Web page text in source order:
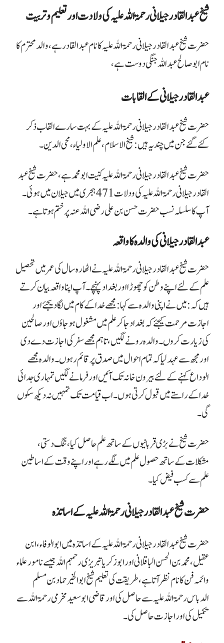
شیخ عبد القادر جیلانی رحمۃ اللہ علیہ کی ولادت اور تعلیم و تربیت
حضرت شیخ عبد القادر جیلانی رحمۃ اللہ علیہ کا نام عبد القادر ہے ، والد محترم کا
نام ابو صالح عبد اللہ جنگی دوست ہے ،
عبدالقادر جیلانی کے القابات
حضرت شیخ عبد القادر جیلانی رحمۃ اللہ علیہ کے بہت سارے القاب ذکر
کئے گئے جن میں چند یہ ہیں:شیخ الاسلام، علم الاولیاء، محی الدین۔
حضرت شیخ عبد القادر جیلانی رحمۃ اللہ علیہ کنیت ابو محمد ہے، حضرت شیخ عبد
القادر جیلانی رحمۃ اللہ علیہ کی ودلات 471 ہجری میں جیلان میں ہوئی ۔
آپ کا سلسلہ نسب حضرت حسن بن علی رضی اللہ عنہ پر ختم ہوتا ہے۔
عبدالقادر جیلانی کی والدہ کا واقعہ
حضرت شیخ عبد القادر جیلانی رحمۃ اللہ علیہ نے اٹھارہ سال کی عمر میں تحصیل
علم کے لئے اپنے وطن کو چھوڑا اور بغداد پہنچے۔ آپ اپنا واقعہ بیان کرتے
ہیں کہ: میں نے اپنی والدہ سے کہا: مجھے خدا کے کام میں لگادیجئے اور
اجازت مرحمت کیجئے کہ بغداد جا کر علم میں مشغول ہو جاؤں اور صالحین
کی زیارت کروں۔ والدہ رونے لگیں، تاہم مجھے سفر کی اجازت دے دی
اور مجھ سے عہد لیا کہ تمام احوال میں صدق پر قائم رہوں ۔ والدہ مجھے
الوداع کہنے کے لئے بیرون خانہ تک آئیں اور فرمانےلگیں تمہاری جدائی
خدا کے راستے میں قبول کرتی ہوں۔ اب قیامت تک تمہیں نہ دیکھ سکوں
گی۔
حضرت شیخ نے بڑی قربانیوں کے ساتھ علم حاصل کیا ، تنگ دستی،
مشکلات کے ساتھ حصول علم میں لگے رہے اور اپنے وقت کے اساطین
علم سے کسب فیض کیا۔
حضرت شیخ عبد القادر جیلانی رحمۃ اللہ علیہ کے اساتذہ
حضرت شیخ عبد القادر جیلانی رحمۃ اللہ علیہ کے اساتذہ میں ابوالوفاء، ابن
عقیل، محمد بن الحسن الباقلانی اور ابوزکریا تبریزی رحمہم اللہ جیسے نامور علماء
و ائمہ فن کا نام نظر آتا ہے، طریقت کی تعلیم شیخ ابوالخیر حماد بن مسلم
الدباس رحمۃ اللہ علیہ سے حاصل کی اور قاضی ابوسعید مخرمی رحمۃ اللہ سے
تکمیل کی اور اجازت حاصل کی۔